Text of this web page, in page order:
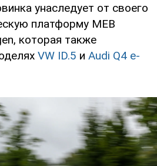
унаследует от своего
платформу MEB
которая также
VW ID.5 и Audi Q4 e-